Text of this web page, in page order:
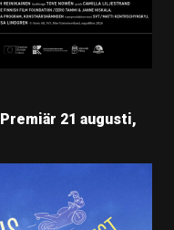
Premiär 21 augusti,